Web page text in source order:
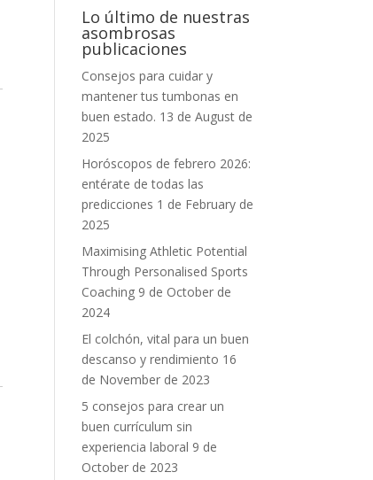
Lo último de nuestras
asombrosas
publicaciones
Consejos para cuidar y
mantener tus tumbonas en
buen estado. 13 de August de
2025
Horóscopos de febrero 2026:
entérate de todas las
predicciones 1 de February de
2025
Maximising Athletic Potential
Through Personalised Sports
Coaching 9 de October de
2024
El colchón, vital para un buen
descanso y rendimiento 16
de November de 2023
5 consejos para crear un
buen currículum sin
experiencia laboral 9 de
October de 2023